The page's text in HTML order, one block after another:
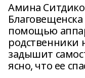
Амина
помощью
родственники
задышит
ясно, что ее